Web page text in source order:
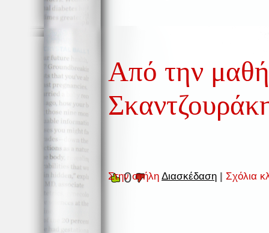
Από την
Στην στήλη Διασκέδαση | Σχόλια
0